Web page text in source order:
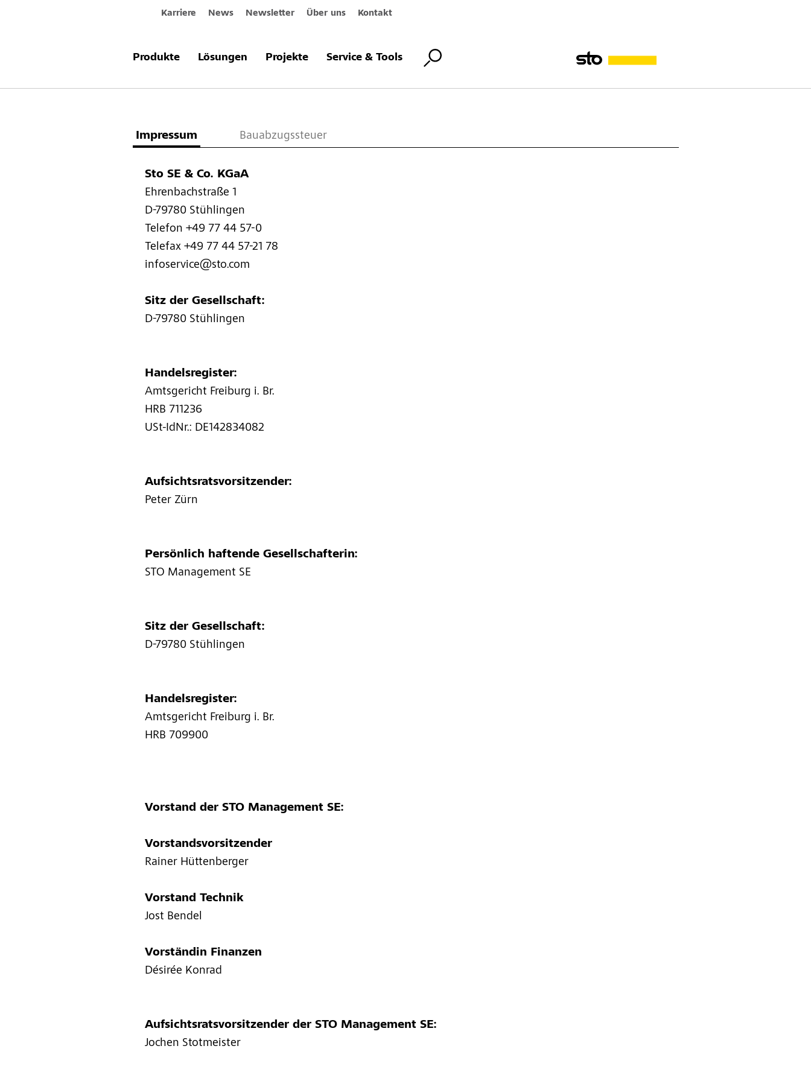
Karriere News Newsletter Über uns Kontakt
Produkte Lösungen Projekte Service & Tools
Impressum Bauabzugssteuer
Sto SE & Co. KGaA
Ehrenbachstraße 1
D-79780 Stühlingen
Telefon +49 77 44 57-0
Telefax +49 77 44 57-21 78
infoservice@sto.com
Sitz der Gesellschaft:
D-79780 Stühlingen
Handelsregister:
Amtsgericht Freiburg i. Br.
HRB 711236
USt-IdNr.: DE142834082
Aufsichtsratsvorsitzender:
Peter Zürn
Persönlich haftende Gesellschafterin:
STO Management SE
Sitz der Gesellschaft:
D-79780 Stühlingen
Handelsregister:
Amtsgericht Freiburg i. Br.
HRB 709900
Vorstand der STO Management SE:
Vorstandsvorsitzender
Rainer Hüttenberger
Vorstand Technik
Jost Bendel
Vorständin Finanzen
Désirée Konrad
Aufsichtsratsvorsitzender der STO Management SE:
Jochen Stotmeister